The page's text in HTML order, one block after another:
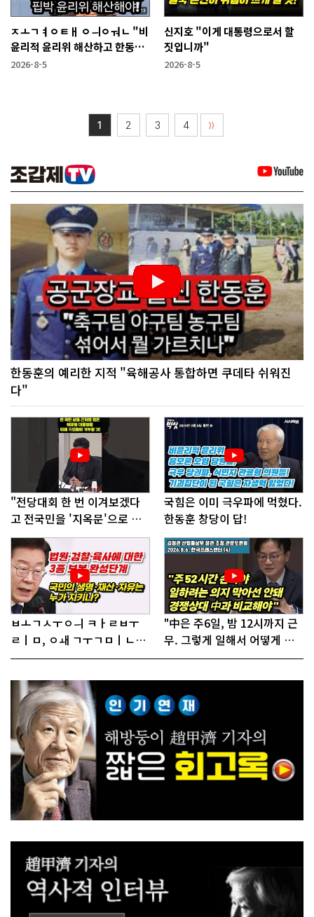
ㅈㅗㄱㅕㅇㅌㅐ ㅇㅢㅇㅝㄴ "비
윤리적 윤리위 해산하고 한동훈
복당 시켜야"
2026-8-5
신지호 "이게 대통령으로서 할
짓입니까"
2026-8-5
1 2 3 4 〉〉
한동훈의 예리한 지적 "육해공사 통합하면 쿠데타 쉬워진
다"
"전당대회 한 번 이겨보겠다
고 전국민을 '지옥문'으로 밀
어!"
국힘은 이미 극우파에 먹혔다.
한동훈 창당이 답!
ㅂㅗㄱㅅㅜㅇㅢ ㅋㅏㄹㅂㅜ
ㄹㅣㅁ, ㅇㅙ ㄱㅜㄱㅁㅣㄴㄷ
ㅡㄹㅇㅣ ㄷㅏㅇㅎㅐㅇㅑ ㅎ
"中은 주6일, 밤 12시까지 근
무. 그렇게 일해서 어떻게 경
쟁하냐 반문하더라"